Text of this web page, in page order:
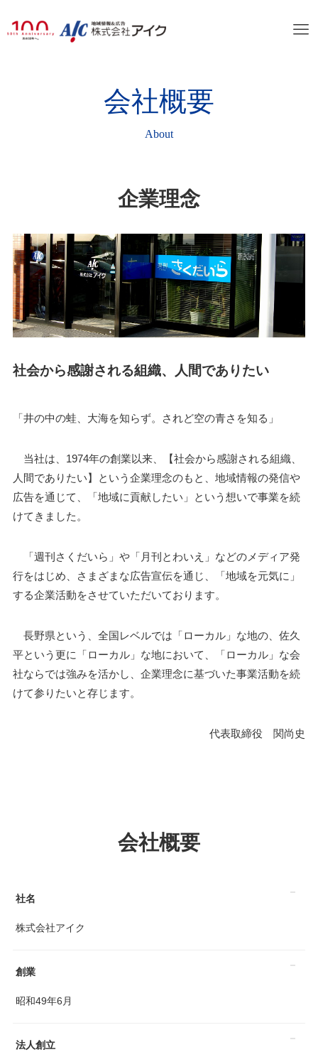
会社概要
企業理念
社会から感謝される組織、人間でありたい
「井の中の蛙、大海を知らず。されど空の青さを知る」
当社は、1974年の創業以来、【社会から感謝される組織、
人間でありたい】という企業理念のもと、地域情報の発信や
広告を通じて、「地域に貢献したい」という想いで事業を続
けてきました。
「週刊さくだいら」や「月刊とわいえ」などのメディア発
行をはじめ、さまざまな広告宣伝を通じ、「地域を元気に」
する企業活動をさせていただいております。
長野県という、全国レベルでは「ローカル」な地の、佐久
平という更に「ローカル」な地において、「ローカル」な会
社ならでは強みを活かし、企業理念に基づいた事業活動を続
けて参りたいと存じます。
代表取締役 関尚史
会社概要
社名
株式会社アイク
創業
昭和49年6月
法人創立